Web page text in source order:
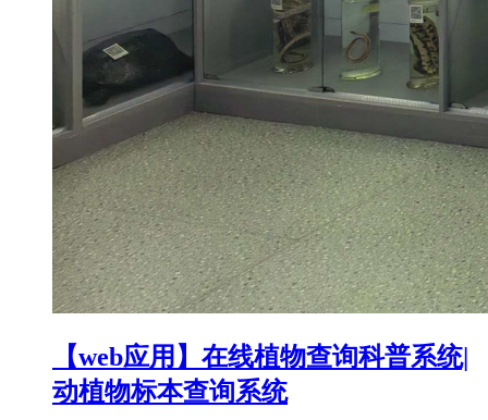
【web应用】在线植物查询科普系统|
动植物标本查询系统